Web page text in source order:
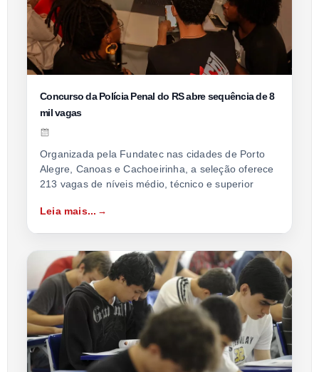
Concurso da Polícia Penal do RS abre sequência de 8
mil vagas
Organizada pela Fundatec nas cidades de Porto
Alegre, Canoas e Cachoeirinha, a seleção oferece
213 vagas de níveis médio, técnico e superior
Leia mais...